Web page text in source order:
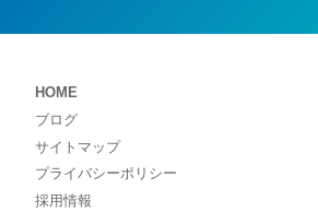
HOME
ブログ
サイトマップ
プライバシーポリシー
採用情報